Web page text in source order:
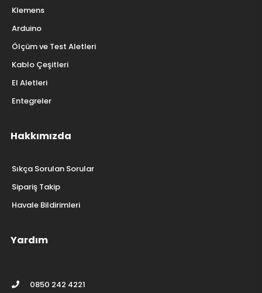
Klemens
Arduino
Ölçüm ve Test Aletleri
Kablo Çeşitleri
El Aletleri
Entegreler
Hakkımızda
Sıkça Sorulan Sorular
Sipariş Takip
Havale Bildirimleri
Yardım
0850 242 4221